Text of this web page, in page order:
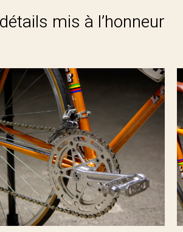
mis à l’honneur